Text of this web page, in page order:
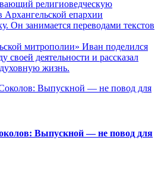
религиоведческую
Архангельской епархии
Он занимается переводами текстов
митрополии» Иван поделился
своей деятельности и рассказал
жизнь.
Выпускной — не повод для